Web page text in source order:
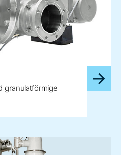
granulatförmige